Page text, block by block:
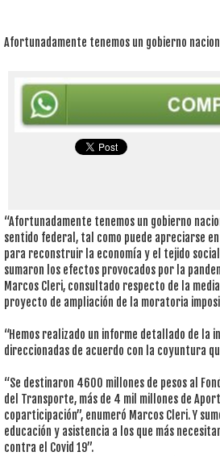
Afortunadamente tenemos un gobierno
“Afortunadamente tenemos un gobierno
sentido federal, tal como puede apreciarse
para reconstruir la economía y el tejido
sumaron los efectos provocados por la
Marcos Cleri, consultado respecto de la
proyecto de ampliación de la moratoria
“Hemos realizado un informe detallado de la
direccionadas de acuerdo con la coyuntura
“Se destinaron 4600 millones de pesos al
del Transporte, más de 4 mil millones de
coparticipación”, enumeró Marcos Cleri. Y
educación y asistencia a los que más
contra el Covid 19”.